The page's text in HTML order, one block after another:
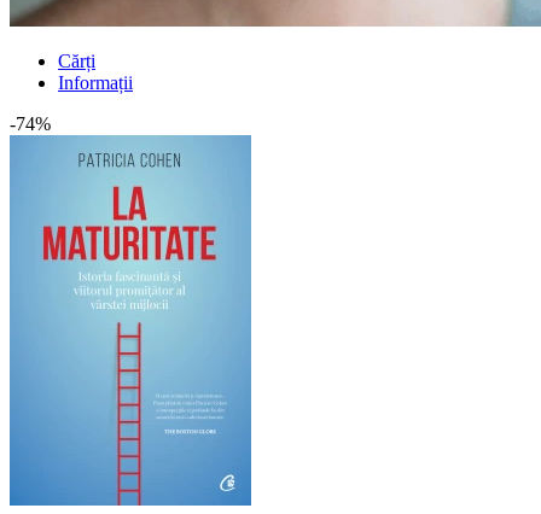
Cărți
Informații
-74%